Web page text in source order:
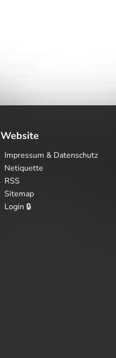
Website
Impressum & Datenschutz
Netiquette
RSS
Sitemap
Login 🔒